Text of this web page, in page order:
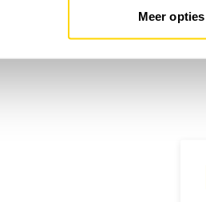
Meer opties